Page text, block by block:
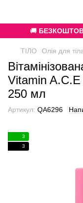
🚚
ТІЛО Олія для
Vitamin
250 мл
Артикул: QA6296
3
3